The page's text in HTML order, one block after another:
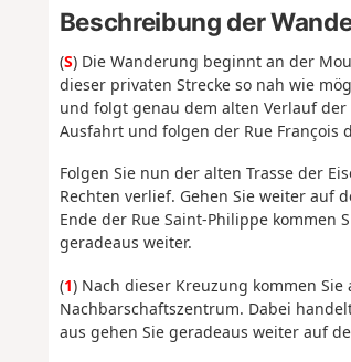
Beschreibung der
(S) Die Wanderung beginnt an der
dieser privaten Strecke so nah wie
und folgt genau dem alten Verlauf
Ausfahrt und folgen der Rue François
Folgen Sie nun der alten Trasse der
Rechten verlief. Gehen Sie weiter auf
Ende der Rue Saint-Philippe kommen
geradeaus weiter.
(1) Nach dieser Kreuzung kommen
Nachbarschaftszentrum. Dabei
aus gehen Sie geradeaus weiter auf